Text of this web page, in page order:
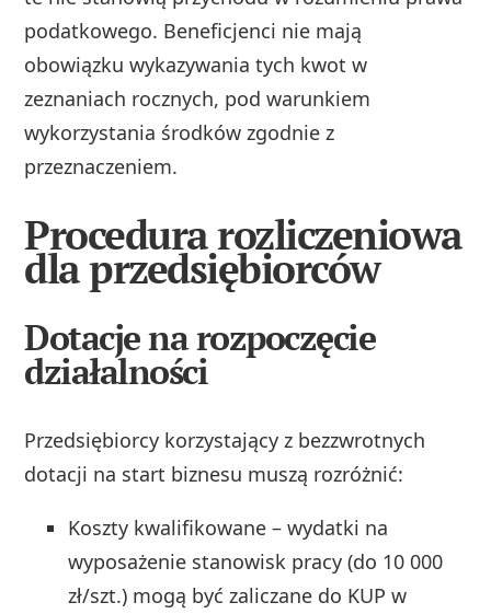
podatkowego. Beneficjenci nie mają
obowiązku wykazywania tych kwot w
zeznaniach rocznych, pod warunkiem
wykorzystania środków zgodnie z
przeznaczeniem.
Procedura rozliczeniowa
dla przedsiębiorców
Dotacje na rozpoczęcie
działalności
Przedsiębiorcy korzystający z bezzwrotnych
dotacji na start biznesu muszą rozróżnić:
Koszty kwalifikowane – wydatki na
wyposażenie stanowisk pracy (do 10 000
zł/szt.) mogą być zaliczane do KUP w